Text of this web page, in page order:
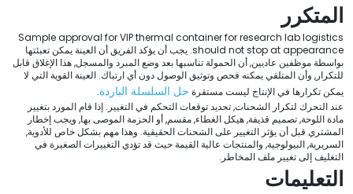
المتكرر
Sample approval for VIP thermal container for research lab logistics
should not stop at appearance. يجب أن يؤكد الفريق أن العينة يمكن تعبئتها
بواسطة موظفين عاديين, أن الحمولة تناسبها بعد وضع المبرد والمسجل, هذا الإغلاق قابل
للتكرار, وأن المتلقي يمكنه فحص وتوثيق الوصول دون أي ارتباك. العينة القوية التي لا
يمكن تكرارها في الإنتاج ليست مستقرة حل السلسلة الباردة.
عند التحرك لتكرار الشحنات, تحديد توقعات التحكم في التغيير. إذا قام المورد بتغيير
مادة اللوحة, تصميم قذيفة, هيكل الغطاء, مقسم, أو الحزمة الموصى بها, ويجب إخطار
المشتري قبل أن يؤثر التغيير على الشحنات الحقيقية. وهذا مهم بشكل خاص للأدوية,
السريرية, البيولوجية, والمنتجات عالية القيمة حيث قد تؤدي التغييرات الصغيرة في
التغليف إلى تغيير ملف المخاطر.
التعليمات